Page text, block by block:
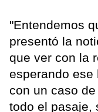
"Entendemos
presentó la
que ver con la
esperando ese
con un caso
todo el pasaje,